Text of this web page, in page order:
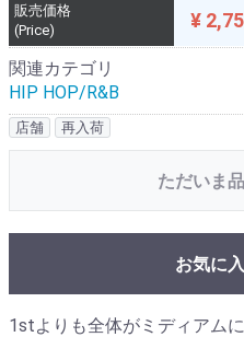
販売価格
(Price)
¥
関連カテゴリ
HIP HOP/R&B
店舗 再入荷
ただいま
お気に
1stよりも全体がミディアム